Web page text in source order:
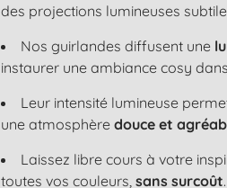
des projections lumineuses
Nos guirlandes diffusent une
instaurer une ambiance cosy
Leur intensité lumineuse
une atmosphère douce et
Laissez libre cours à votre
toutes vos couleurs, sans surcoût.